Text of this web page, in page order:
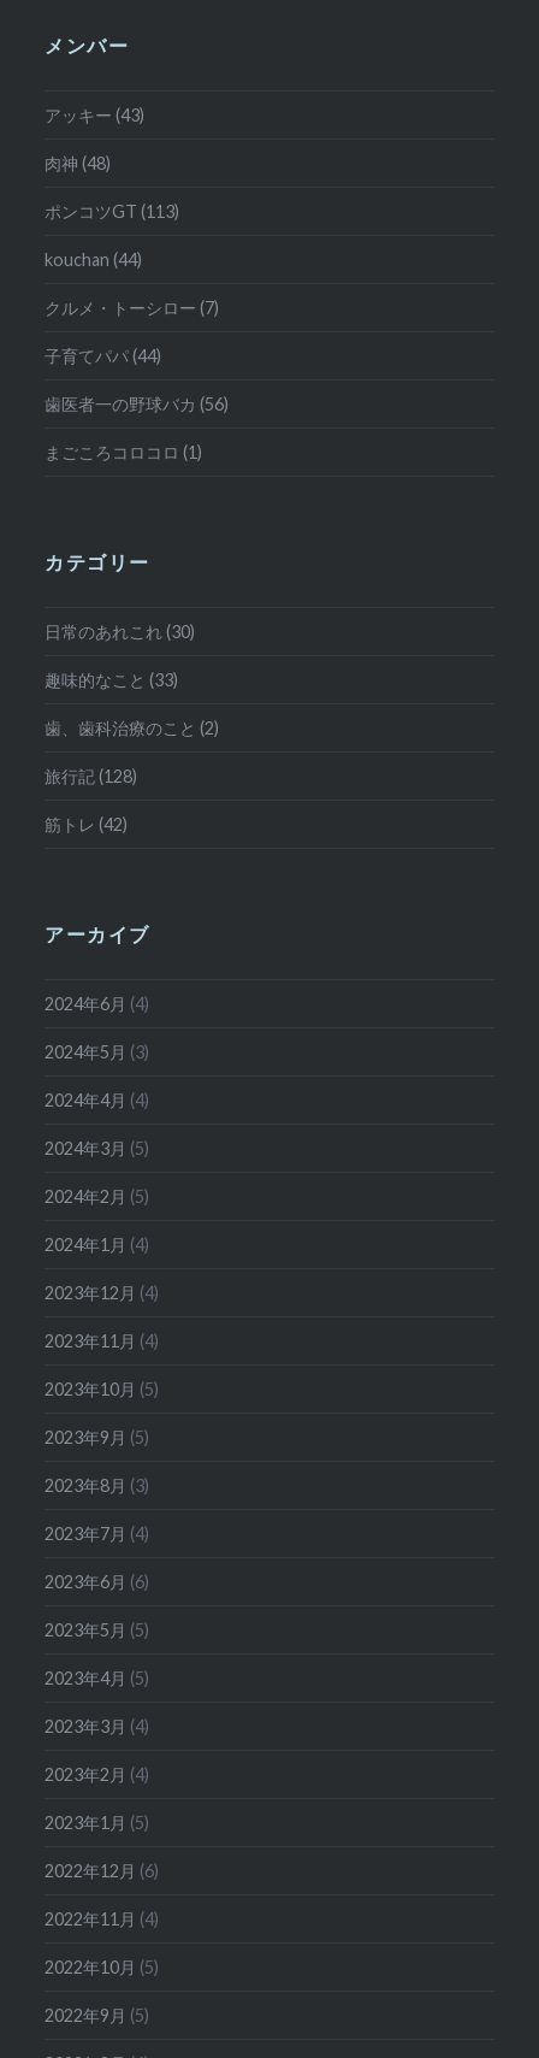
メンバー
アッキー (43)
肉神 (48)
ポンコツGT (113)
kouchan (44)
クルメ・トーシロー (7)
子育てパパ (44)
歯医者一の野球バカ (56)
まごころコロコロ (1)
カテゴリー
日常のあれこれ (30)
趣味的なこと (33)
歯、歯科治療のこと (2)
旅行記 (128)
筋トレ (42)
アーカイブ
2024年6月 (4)
2024年5月 (3)
2024年4月 (4)
2024年3月 (5)
2024年2月 (5)
2024年1月 (4)
2023年12月 (4)
2023年11月 (4)
2023年10月 (5)
2023年9月 (5)
2023年8月 (3)
2023年7月 (4)
2023年6月 (6)
2023年5月 (5)
2023年4月 (5)
2023年3月 (4)
2023年2月 (4)
2023年1月 (5)
2022年12月 (6)
2022年11月 (4)
2022年10月 (5)
2022年9月 (5)